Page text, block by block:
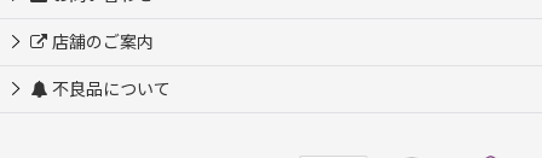
店舗のご案内
不良品について